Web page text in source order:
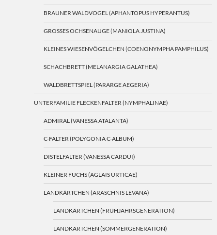
BRAUNER WALDVOGEL (APHANTOPUS HYPERANTUS)
GROSSES OCHSENAUGE (MANIOLA JUSTINA)
KLEINES WIESENVÖGELCHEN (COENONYMPHA PAMPHILUS)
SCHACHBRETT (MELANARGIA GALATHEA)
WALDBRETTSPIEL (PARARGE AEGERIA)
UNTERFAMILIE FLECKENFALTER (NYMPHALINAE)
ADMIRAL (VANESSA ATALANTA)
C-FALTER (POLYGONIA C-ALBUM)
DISTELFALTER (VANESSA CARDUI)
KLEINER FUCHS (AGLAIS URTICAE)
LANDKÄRTCHEN (ARASCHNIS LEVANA)
LANDKÄRTCHEN (FRÜHJAHRSGENERATION)
LANDKÄRTCHEN (SOMMERGENERATION)